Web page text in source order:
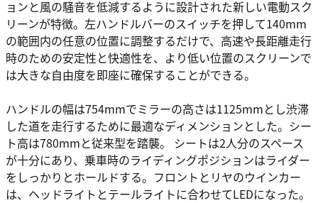
ョンと風の騒音を低減するように設計された新しい電動スク
リーンが特徴。左ハンドルバーのスイッチを押して140mm
の範囲内の任意の位置に調整するだけで、高速や長距離走行
時のための安定性と快適性を、より低い位置のスクリーンで
は大きな自由度を即座に確保することができる。
ハンドルの幅は754mmでミラーの高さは1125mmとし渋滞
した道を走行するために最適なディメンションとした。シー
ト高は780mmと従来型を踏襲。 シートは2人分のスペース
が十分にあり、乗車時のライディングポジションはライダー
をしっかりとホールドする。フロントとリヤのウインカー
は、ヘッドライトとテールライトに合わせてLEDになった。